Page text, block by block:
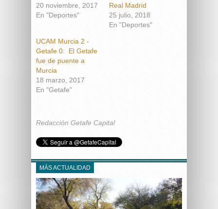
20 noviembre, 2017
En "Deportes"
Real Madrid
25 julio, 2018
En "Deportes"
UCAM Murcia 2 -
Getafe 0: El Getafe
fue de puente a
Murcia
18 marzo, 2017
En "Getafe"
Redacción Getafe Capital
MÁS ACTUALIDAD